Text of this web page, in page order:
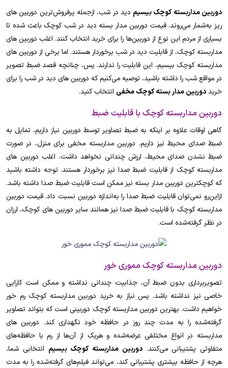
دوربین مداربسته کوچک بیسیم دید در شب، ازجمله پرفروش‌ترین دوربین های
ریز به‌شمار می‌روند. قیمت دوربین مدار بسته دید در شب کوچک باعث شده تا
بسیاری از مردم این نوع از دوربین‌ها را برای خرید انتخاب کنند. اغلب دوربین های
مداربسته کوچک، از قابلیت دید در شب برخوردار هستند. اما برخی از دوربین های
مداربسته کوچک بیسیم، این قابلیت را ندارند. پس، چنانچه قصد ضبط تصویر
در مواقع شب را داشته باشید، توصیه می‌کنیم که دوربین های دید در شب را برای
خریددوربین مدار بسته کوچک مخفی انتخاب کنید.
دوربین مداربسته کوچک با قابلیت ضبط
گاهی اوقات علاوه بر اینکه به ضبط تصاویر توسط دوربین نیاز داریم، تمایل به
ضبط صدای محیط نیز داریم. دوربین مداربسته مخفی برای منزل، در صورت
ضبط نشدن صدای محیط، ارزش چندانی نخواهد داشت. اغلب دوربین های
مداربسته کوچک از قابلیت ضبط صدا نیز برخوردار هستند. توجه داشته باشید
که کوچکترین دوربین مدار بسته نیز ممکن است قابلیت ضبط صدا داشته باشد.
ازاین‌رو نمی‌توان قابلیت ضبط صدا را به‌اندازه دوربین نسبت داد. قیمت دوربین
مداربسته کوچک با قابلیت ضبط صدا نیز همانند سایر دوربین های کوچک، ارزان
در نظر گرفته‌شده است.
دوربین مداربسته کوچک مموری خور
تصویربرداری بدون ضبط آن، جذابیت چندانی نداشته و ممکن است کارایی
خاصی نیز نداشته باشد. پس نیاز به خرید دوربین مداربسته کوچک رم خور
خواهیم داشت. بهترین دوربین مداربسته کوچک دوربینی است که بتواند تصاویر
گرفته‌شده را به مدت چند روز در حافظه خود نگهداری کند. دوربین های
مداربسته در انواع مختلفی عرضه‌شده و هریک از آن‌ها از رم با حافظه‌های
متفاوتی پشتیبانی می‌کنند.دوربین مداربسته کوچک بیسیم انتخابی شما،
هرچه از حافظه بیشتری پشتیبانی کند، می‌تواند فیلم‌های گرفته‌شده را به مدت